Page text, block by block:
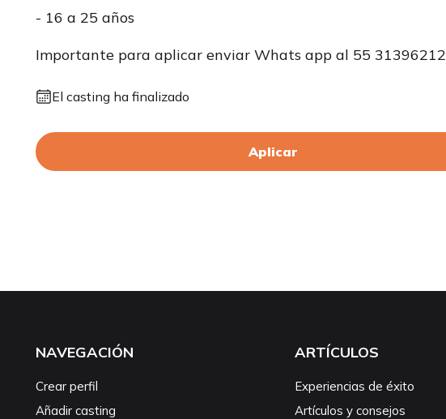
- 16 a 25 años
Importante para aplicar enviar Whats app al 55 31396212
El casting ha finalizado
Aplicar
NAVEGACIÓN
Crear perfil
Añadir casting
ARTÍCULOS
Experiencias de éxito
Artículos y consejos